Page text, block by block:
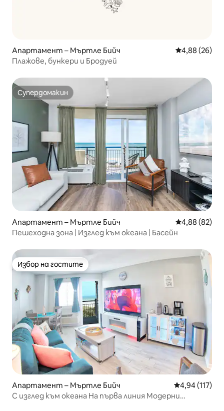
Апартамент – Мъртле Бийч Средна
4,88 (26)
Плажове, бункери и Бродуей
Супердомакин
Супердомакин
Апартамент – Мъртле Бийч Средна
4,88 (82)
Пешеходна зона | Изглед към океана | Басейн
Избор на гостите
Избор на гостите
Апартамент – Мъртле Бийч Средна
4,94 (117)
С изглед към океана На първа линия Модерни